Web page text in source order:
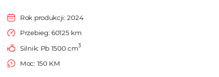
Rok produkcji: 2024
Przebieg: 60125 km
Silnik: Pb 1500 cm3
Moc: 150 KM